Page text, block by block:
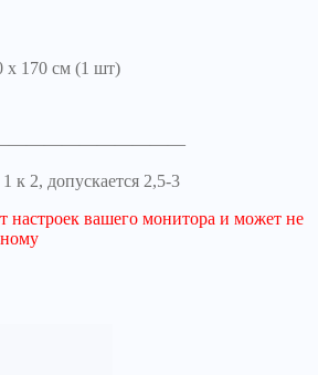
170 см (1 шт)
к 2, допускается 2,5-3
настроек вашего монитора и может не